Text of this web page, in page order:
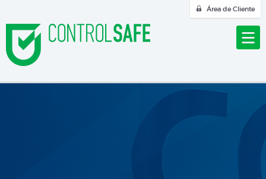
Área de Cliente